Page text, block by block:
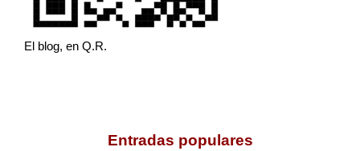
El blog, en Q.R.
Entradas populares